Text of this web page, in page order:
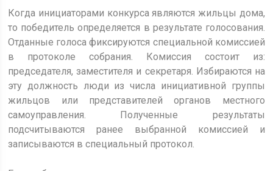
Когда инициаторами конкурса являются жильцы дома,
то победитель определяется в результате голосования.
Отданные голоса фиксируются специальной комиссией
в протоколе собрания. Комиссия состоит из:
председателя, заместителя и секретаря. Избираются на
эту должность люди из числа инициативной группы
жильцов или представителей органов местного
самоуправления. Полученные результаты
подсчитываются ранее выбранной комиссией и
записываются в специальный протокол.